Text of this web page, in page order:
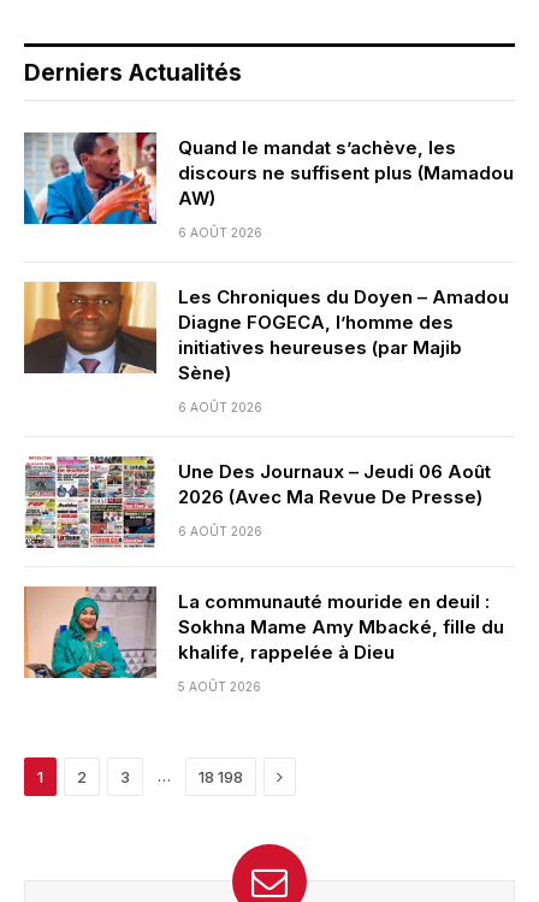
Derniers Actualités
Quand le mandat s’achève, les
discours ne suffisent plus (Mamadou
AW)
6 AOÛT 2026
Les Chroniques du Doyen – Amadou
Diagne FOGECA, l’homme des
initiatives heureuses (par Majib
Sène)
6 AOÛT 2026
Une Des Journaux – Jeudi 06 Août
2026 (Avec Ma Revue De Presse)
6 AOÛT 2026
La communauté mouride en deuil :
Sokhna Mame Amy Mbacké, fille du
khalife, rappelée à Dieu
5 AOÛT 2026
1 2 3 … 18 198 Next